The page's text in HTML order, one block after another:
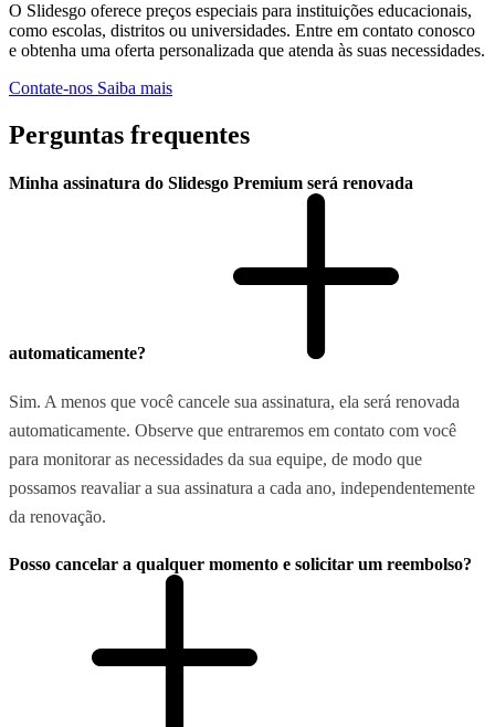
O Slidesgo oferece preços especiais para instituições educacionais,
como escolas, distritos ou universidades. Entre em contato conosco
e obtenha uma oferta personalizada que atenda às suas necessidades.
Contate-nos Saiba mais
Perguntas frequentes
Minha assinatura do Slidesgo Premium será renovada
automaticamente?
Sim. A menos que você cancele sua assinatura, ela será renovada
automaticamente. Observe que entraremos em contato com você
para monitorar as necessidades da sua equipe, de modo que
possamos reavaliar a sua assinatura a cada ano, independentemente
da renovação.
Posso cancelar a qualquer momento e solicitar um reembolso?